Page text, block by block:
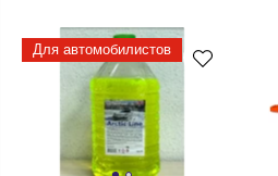
Для автомобилистов